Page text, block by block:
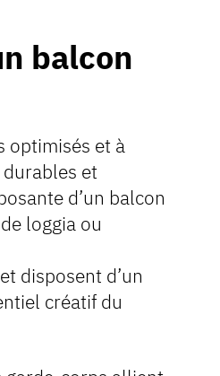
balcon
optimisés et à
et
d’un balcon
loggia ou
disposent d’un
créatif du